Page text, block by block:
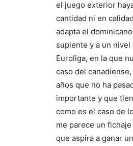
el juego exterior
cantidad ni en
adapta el
suplente y a un
Euroliga, en la que
caso del
años que no ha
importante y que
como es el caso de
me parece un
que aspira a ganar